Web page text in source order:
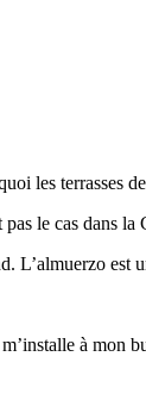
les terrasses
pas le cas dans
L’almuerzo est
à mon